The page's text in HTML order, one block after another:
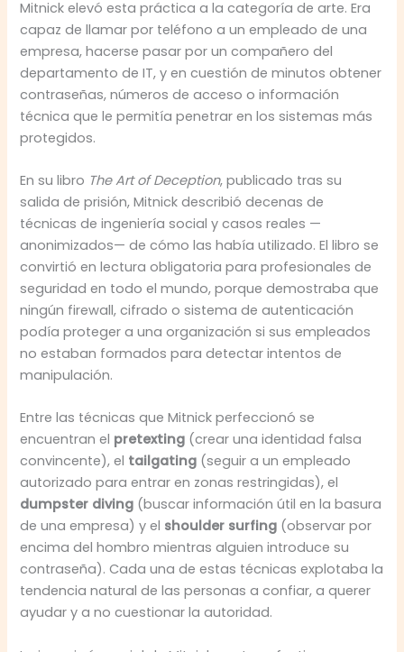
Mitnick elevó esta práctica a la categoría de arte. Era
capaz de llamar por teléfono a un empleado de una
empresa, hacerse pasar por un compañero del
departamento de IT, y en cuestión de minutos obtener
contraseñas, números de acceso o información
técnica que le permitía penetrar en los sistemas más
protegidos.
En su libro The Art of Deception, publicado tras su
salida de prisión, Mitnick describió decenas de
técnicas de ingeniería social y casos reales —
anonimizados— de cómo las había utilizado. El libro se
convirtió en lectura obligatoria para profesionales de
seguridad en todo el mundo, porque demostraba que
ningún firewall, cifrado o sistema de autenticación
podía proteger a una organización si sus empleados
no estaban formados para detectar intentos de
manipulación.
Entre las técnicas que Mitnick perfeccionó se
encuentran el pretexting (crear una identidad falsa
convincente), el tailgating (seguir a un empleado
autorizado para entrar en zonas restringidas), el
dumpster diving (buscar información útil en la basura
de una empresa) y el shoulder surfing (observar por
encima del hombro mientras alguien introduce su
contraseña). Cada una de estas técnicas explotaba la
tendencia natural de las personas a confiar, a querer
ayudar y a no cuestionar la autoridad.